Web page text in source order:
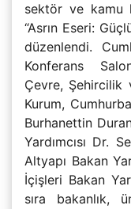
sektör ve kamu
“Asrın Eseri:
düzenlendi.
Konferans
Çevre, Şehircilik
Kurum,
Burhanettin
Yardımcısı Dr.
Altyapı Bakan
İçişleri Bakan
sıra bakanlık,